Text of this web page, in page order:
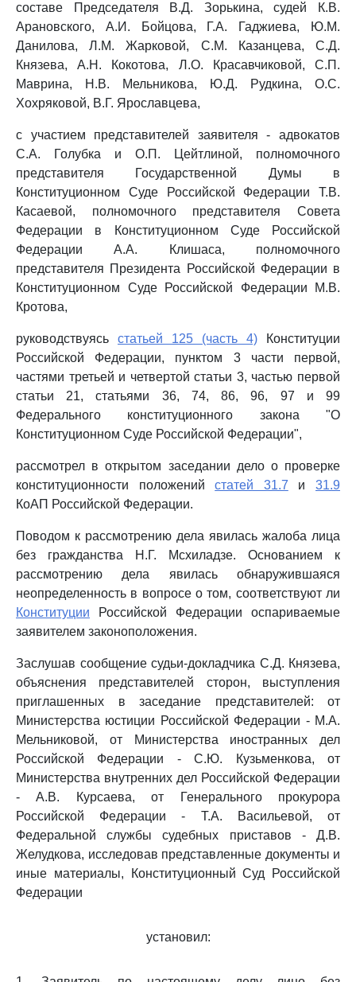
составе Председателя В.Д. Зорькина, судей К.В.
Арановского, А.И. Бойцова, Г.А. Гаджиева, Ю.М.
Данилова, Л.М. Жарковой, С.М. Казанцева, С.Д.
Князева, А.Н. Кокотова, Л.О. Красавчиковой, С.П.
Маврина, Н.В. Мельникова, Ю.Д. Рудкина, О.С.
Хохряковой, В.Г. Ярославцева,
с участием представителей заявителя - адвокатов
С.А. Голубка и О.П. Цейтлиной, полномочного
представителя Государственной Думы в
Конституционном Суде Российской Федерации Т.В.
Касаевой, полномочного представителя Совета
Федерации в Конституционном Суде Российской
Федерации А.А. Клишаса, полномочного
представителя Президента Российской Федерации в
Конституционном Суде Российской Федерации М.В.
Кротова,
руководствуясь статьей 125 (часть 4) Конституции
Российской Федерации, пунктом 3 части первой,
частями третьей и четвертой статьи 3, частью первой
статьи 21, статьями 36, 74, 86, 96, 97 и 99
Федерального конституционного закона "О
Конституционном Суде Российской Федерации",
рассмотрел в открытом заседании дело о проверке
конституционности положенийстатей 31.7 и31.9
КоАП Российской Федерации.
Поводом к рассмотрению дела явилась жалоба лица
без гражданства Н.Г. Мсхиладзе. Основанием к
рассмотрению дела явилась обнаружившаяся
неопределенность в вопросе о том, соответствуют ли
Конституции Российской Федерации оспариваемые
заявителем законоположения.
Заслушав сообщение судьи-докладчика С.Д. Князева,
объяснения представителей сторон, выступления
приглашенных в заседание представителей: от
Министерства юстиции Российской Федерации - М.А.
Мельниковой, от Министерства иностранных дел
Российской Федерации - С.Ю. Кузьменкова, от
Министерства внутренних дел Российской Федерации
- А.В. Курсаева, от Генерального прокурора
Российской Федерации - Т.А. Васильевой, от
Федеральной службы судебных приставов - Д.В.
Желудкова, исследовав представленные документы и
иные материалы, Конституционный Суд Российской
Федерации
установил: